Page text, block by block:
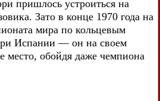
пришлось устроиться на
Зато в конце 1970 года на
мира по кольцевым
Испании — он на своем
место, обойдя даже чемпиона